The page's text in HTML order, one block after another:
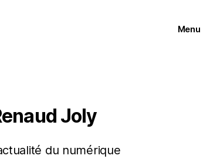
Menu
Joly
du numérique